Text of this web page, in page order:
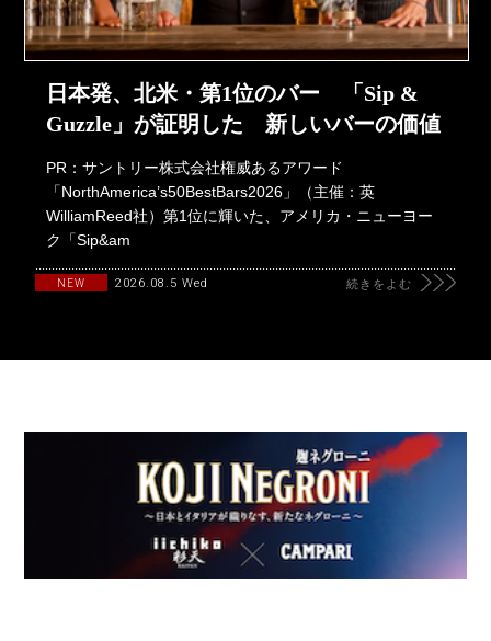
日本発、北米・第1位のバー 「Sip &
Guzzle」が証明した 新しいバーの価値
PR：サントリー株式会社権威あるアワード
「NorthAmerica’s50BestBars2026」（主催：英
WilliamReed社）第1位に輝いた、アメリカ・ニューヨー
ク「Sip&am
NEW 2026.08.5 Wed 続きをよむ